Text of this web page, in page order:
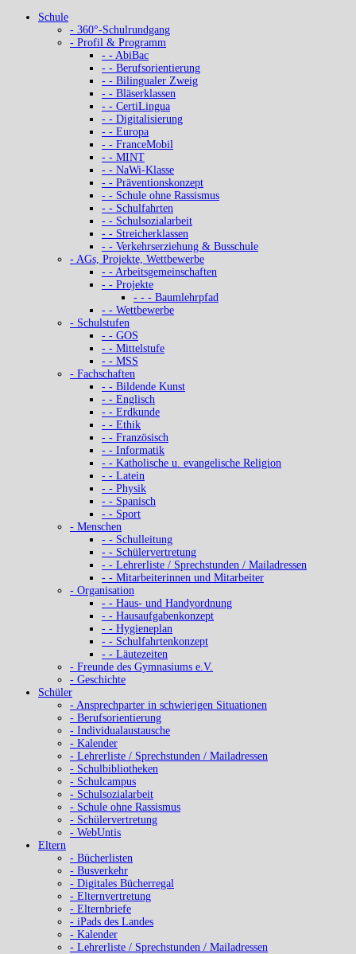
Schule
- 360°-Schulrundgang
- Profil & Programm
- - AbiBac
- - Berufsorientierung
- - Bilingualer Zweig
- - Bläserklassen
- - CertiLingua
- - Digitalisierung
- - Europa
- - FranceMobil
- - MINT
- - NaWi-Klasse
- - Präventionskonzept
- - Schule ohne Rassismus
- - Schulfahrten
- - Schulsozialarbeit
- - Streicherklassen
- - Verkehrserziehung & Busschule
- AGs, Projekte, Wettbewerbe
- - Arbeitsgemeinschaften
- - Projekte
- - - Baumlehrpfad
- - Wettbewerbe
- Schulstufen
- - GOS
- - Mittelstufe
- - MSS
- Fachschaften
- - Bildende Kunst
- - Englisch
- - Erdkunde
- - Ethik
- - Französisch
- - Informatik
- - Katholische u. evangelische Religion
- - Latein
- - Physik
- - Spanisch
- - Sport
- Menschen
- - Schulleitung
- - Schülervertretung
- - Lehrerliste / Sprechstunden / Mailadressen
- - Mitarbeiterinnen und Mitarbeiter
- Organisation
- - Haus- und Handyordnung
- - Hausaufgabenkonzept
- - Hygieneplan
- - Schulfahrtenkonzept
- - Läutezeiten
- Freunde des Gymnasiums e.V.
- Geschichte
Schüler
- Ansprechparter in schwierigen Situationen
- Berufsorientierung
- Individualaustausche
- Kalender
- Lehrerliste / Sprechstunden / Mailadressen
- Schulbibliotheken
- Schulcampus
- Schulsozialarbeit
- Schule ohne Rassismus
- Schülervertretung
- WebUntis
Eltern
- Bücherlisten
- Busverkehr
- Digitales Bücherregal
- Elternvertretung
- Elternbriefe
- iPads des Landes
- Kalender
- Lehrerliste / Sprechstunden / Mailadressen